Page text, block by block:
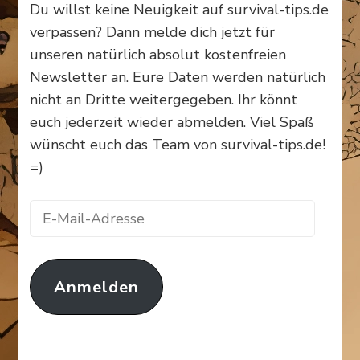
Du willst keine Neuigkeit auf survival-tips.de
verpassen? Dann melde dich jetzt für
unseren natürlich absolut kostenfreien
Newsletter an. Eure Daten werden natürlich
nicht an Dritte weitergegeben. Ihr könnt
euch jederzeit wieder abmelden. Viel Spaß
wünscht euch das Team von survival-tips.de!
=)
E-
Adresse
Anmelden